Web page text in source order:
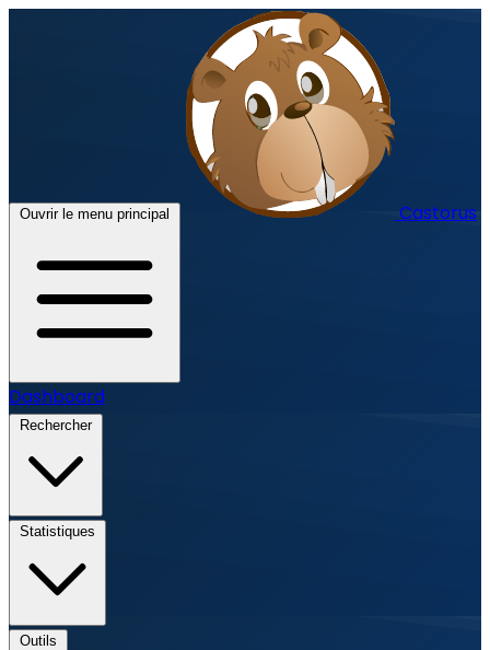
Ouvrir le menu principal Castorus
Dashboard
Rechercher
Statistiques
Outils